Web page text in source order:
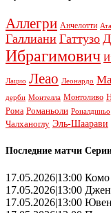
Аллегри Анчелотти
Галлиани Гаттузо
Ибрагимович
Лацио Леао Леонардо
дерби Монтелла Монтоливо
Рома Романьоли Роналдиньо
Чалханоглу Эль-Шаарави
Последние матчи
17.05.2026|13:00
17.05.2026|13:00
17.05.2026|13:00